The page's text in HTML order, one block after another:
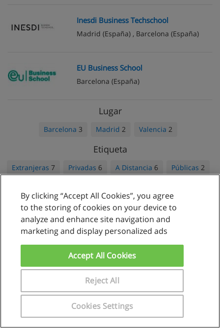
Inesdi Business Techschool
Madrid (España) , Barcelona (España)
EU Business School
Barcelona (España)
Lugar
Barcelona 3 Madrid 2 Valencia 2
Etiqueta
Extranjeras 7 Privadas 6 A Distancia 6 Públicas 2
Reglas de uso
Contactar con Educaedu
Copyright © Educaedu Business S.L. - CIF : B-95610580: -
By clicking “Accept All Cookies”, you agree
to the storing of cookies on your device to
analyze and enhance site navigation and
marketing and display personalized ads
Cookies Settings
Reject All
Accept All Cookies